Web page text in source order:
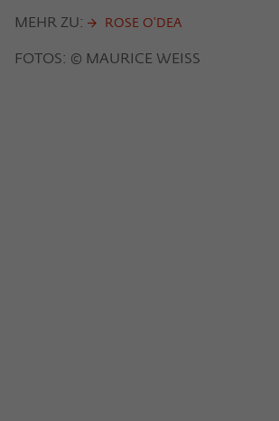
MEHR ZU: ROSE O'DEA
FOTOS: © MAURICE WEISS